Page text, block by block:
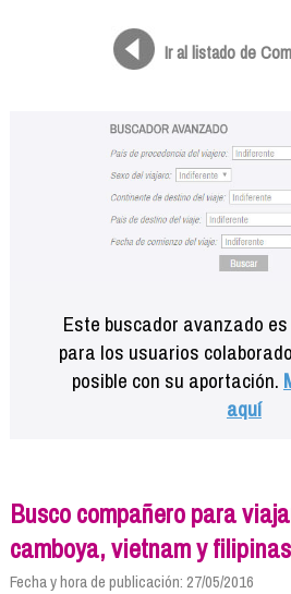
Ir al listado de
Este buscador avanzado
para los usuarios
posible con su aportación.
aquí
Busco compañero para
camboya, vietnam y filipinas
Fecha y hora de publicación: 27/05/2016